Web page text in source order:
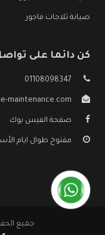
صيانة ثلاجات فاجور
كن دائما على
01108098347
maintenance.com
صفحة الفيس بوك
مفتوح طوال ايام
جميع